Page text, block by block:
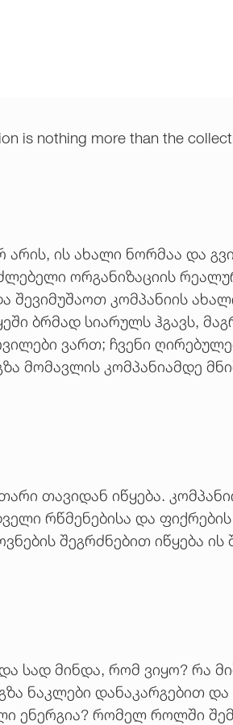
is nothing more than the
ის ახალი ნორმაა და
ორგანიზაციის
შევიმუშაოთ კომპანიის
ბრმად სიარულს ჰგავს,
ვართ; ჩვენი
მომავლის კომპანიამდე
თავიდან იწყება.
რწმენებისა და
შეგრძნებით იწყება ის
სად მინდა, რომ ვიყო? რა
ნაკლები დანაკარგებით
ენერგია? რომელ როლში